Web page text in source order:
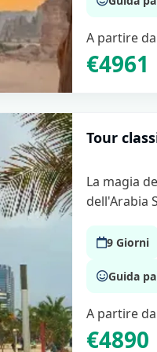
possibilità di realizzare
di viaggio in Arabia
e modernità
Riyadh, Jeddah e
a Hegra e AlUla
deserto
roccia rossa
organizzati
stile di viaggio, il
alle tue aspettative.
A partire da
€4961
Tour
La magia
dell'Arabia
9 Giorni
Guida
A partire da
€4890